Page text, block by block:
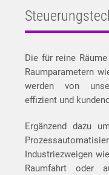
Die für reine
Raumparametern
werden von
effizient und
Ergänzend dazu
Industriezweigen
Raumfahrt oder